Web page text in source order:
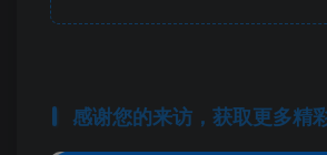
感谢您的来访，获取更多精